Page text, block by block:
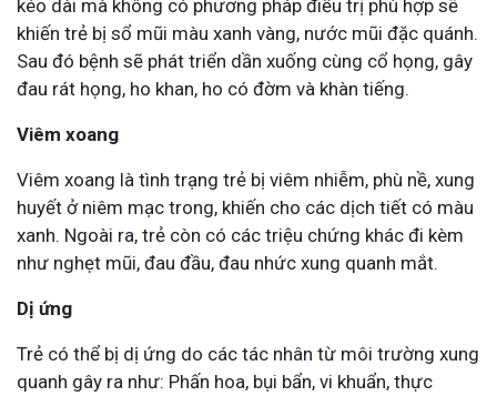
kéo dài mà không có phương pháp điều trị phù hợp sẽ
khiến trẻ bị sổ mũi màu xanh vàng, nước mũi đặc quánh.
Sau đó bệnh sẽ phát triển dần xuống cùng cổ họng, gây
đau rát họng, ho khan, ho có đờm và khàn tiếng.
Viêm xoang
Viêm xoang là tình trạng trẻ bị viêm nhiễm, phù nề, xung
huyết ở niêm mạc trong, khiến cho các dịch tiết có màu
xanh. Ngoài ra, trẻ còn có các triệu chứng khác đi kèm
như nghẹt mũi, đau đầu, đau nhức xung quanh mắt.
Dị ứng
Trẻ có thể bị dị ứng do các tác nhân từ môi trường xung
quanh gây ra như: Phấn hoa, bụi bẩn, vi khuẩn, thực